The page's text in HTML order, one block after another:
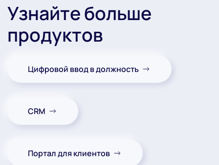
Узнайте больше
продуктов
Цифровой ввод в должность
CRM
Портал для клиентов